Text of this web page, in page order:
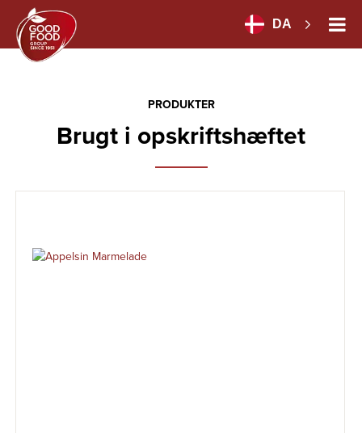
DA
PRODUKTER
Brugt i opskriftshæftet